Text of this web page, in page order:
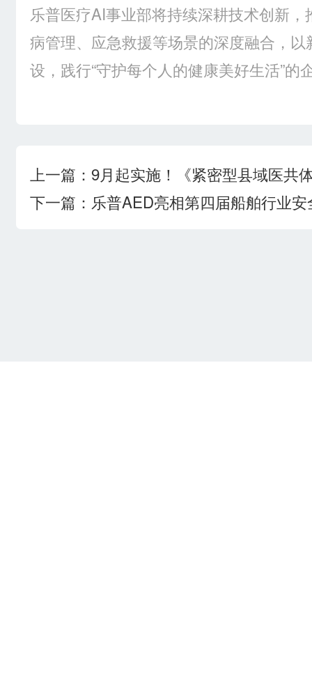
乐普医疗AI事业部将持续深耕技术创新
病管理、应急救援等场景的深度融合，
设，践行“守护每个人的健康美好生活”的